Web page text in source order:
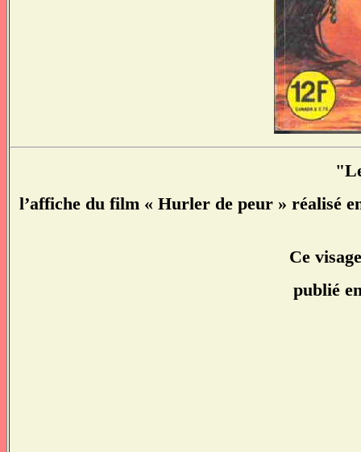
l’affiche du film « Hurler de peur » réalisé
Ce
publié